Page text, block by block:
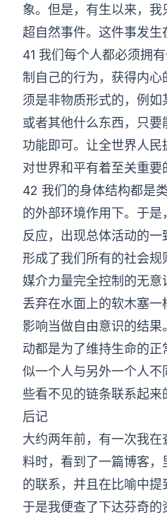
象。但是，有生以来，
超自然事件。这件事发生
41 我们每个人都必须拥
制自己的行为，获得内
须是非物质形式的，例
或者其他什么东西，只
功能即可。让全世界人民
对世界和平有着至关重要
42 我们的身体结构都是
的外部环境作用下。于
反应，出现总体活动的
形成了我们所有的社会规
媒介力量完全控制的无
丢弃在水面上的软木塞
影响当做自由意识的结
动都是为了维持生命的
似一个人与另外一个人
些看不见的链条联系起来
后记
大约两年前，有一次我
料时，看到了一篇博客
的联系，并且在比喻中提
于是我便查了下达芬奇